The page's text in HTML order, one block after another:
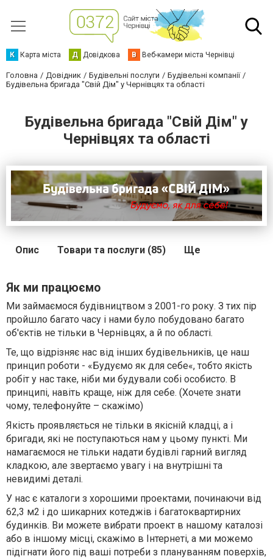
К Карта міста Д Довідкова В Веб-камери міста Чернівці
Головна Довідник Будівельні послуги
Будівельні компанії
Будівельна бригада "Свій Дім" у Чернівцях та області
Будівельна бригада "Свій Дім" у
Чернівцях та області
Опис Товари та послуги (85) Ще
Як ми працюємо
Ми займаємося будівництвом з 2001-го року. З тих пір
пройшло багато часу і нами було побудовано багато
об'єктів не тільки в Чернівцях, а й по області.
Те, що відрізняє нас від інших будівельників, це наш
принцип роботи - «Будуємо як для себе«, тобто якість
робіт у нас таке, ніби ми будували собі особисто. В
принципі, навіть краще, ніж для себе. (Хочете знати
чому, телефонуйте – скажімо)
Якість проявляється не тільки в якісній кладці, а і
бригади, які не поступаються нам у цьому пункті. Ми
намагаємося не тільки надати будівлі гарний вигляд
кладкою, але звертаємо увагу і на внутрішні та
невидимі деталі.
У нас є каталоги з хорошими проектами, починаючи від
62,3 м2 і до шикарних котеджів і багатоквартирних
будинків. Ви можете вибрати проект в нашому каталозі
або в іншому місці, скажімо в Інтернеті, а ми можемо
підігнати його під ваші потреби з плануванням поверхів,